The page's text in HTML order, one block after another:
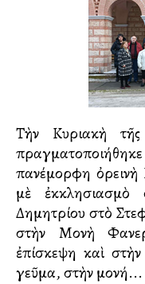
Τὴν Κυριακὴ τῆς Τυρινῆς, 22 Φεβρουαρίου,
πανέμορφη ὀρεινὴ
μὲ
Δημητρίου στὸ
στὴν Μονὴ
ἐπίσκεψη καὶ
γεῦμα, στὴν μονή...